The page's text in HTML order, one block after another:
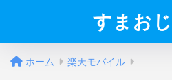
すまお
ホーム 楽天モバイル